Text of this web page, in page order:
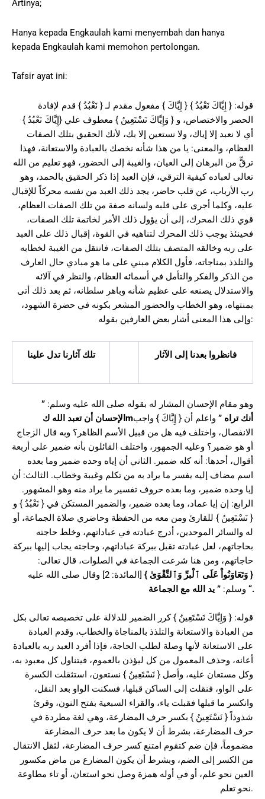
Artinya;
Hanya kepada Engkaulah kami menyembah dan hanya
kepada Engkaulah kami memohon pertolongan.
Tafsir ayat ini:
الحصر والاختصاص، و { وَإِيَّاكَ نَسْتَعِينُ } معطوف علي {إِيَّاكَ نَعْبُدُ }
أي لا نعبد إلا إياك، ولا نستعين إلا بك، لأنك الحقيق بتلك الصفات
العظام، والمعنى: يا من هذا شأنه نخصك بالعبادة والاستعانة، فهذا
ترقٍّ من البرهان إلى العيان، والغيبة إلى الحضور، فهو تعليم من الله
تعالى لعباده كيفية الترقي، فإن العبد إذا ذكر الحقيق بالحمد، وهو
رب الأرباب، عن قلب حاضر، يجد ذلك العبد من نفسه محركاً للإقبال
عليه، وكلما أجرى على قلبه ولسانه صفة من تلك الصفات العظام،
قوي ذلك المحرك، إلى أن يؤول ذلك الأمر لخاتمة تلك الصفات،
فحينئذ يوجب ذلك المحرك لتناهيه في القوة، إقبال ذلك على العبد
على ربه وخالقه المتصف بتلك الصفات، فانتقل من الغيبة لخطابه
والتلذذ بمناجاته، فأول الكلام مبني على ما هو مبادي حال العارف
من الذكر والفكر والتأمل في أسمائه العظام، والنظر في آلائه
والاستدلال يصنعه على عظيم شأنه وباهر سلطانه، ثم بعد ذلك أتى
بمنتهاه، وهو الخطاب والحضور المشعر بكونه في حضرة الشهود،
وإلى هذا المعنى أشار بعض العارفين بقوله:
تلك آثارنا تدل علينا فانظروا بعدنا إلى الآثار
وهو مقام الإحسان المشار له بقوله صلى الله عليه وسلم: ”
الإحسان أن تعبد الله ك m أنك تراه ” واعلم أن { إِيَّاكَ } واجب
الانفصال، واختلف فيه هل من قبيل الأسم الظاهر؟ وبه قال الزجاج
أو هو ضمير؟ وعليه الجمهور، واختلف القائلون بأنه ضمير على أربعة
أقوال، أحدها: أنه كله ضمير. الثاني أن إياه وحده ضمير وما بعده
اسم مضاف إليه يفسر ما يراد به من تكلم وغيبة وخطاب. الثالث: أن
إيا وحده ضمير، وما بعده حروف تفسير ما يراد منه وهو المشهور.
الرابع: إن إيا عماد، وما بعده ضمير، والضمير المستكن في { نَعْبُدُ } و
{ نَسْتَعِينُ } للقارئ ومن معه من الحفظة وحاضري صلاة الجماعة، أو
له والسائر الموحدين، أدرج عبادته في عباداتهم، وخلط حاجته
بحاجاتهم، لعل عبادته تقبل ببركة عباداتهم، وحاجته يجاب إليها ببركة
حاجاتهم، ومن هنا شرعت الجماعة في الصلوات، قال تعالى:
{ وَتَعَاوَنُواْ عَلَى ٱلْبرِّ وَٱلتَّقْوَىٰ }
[المائدة: 2] وقال صلى الله عليه
وسلم: ” يد الله مع الجماعة “.
قوله: { وَإِيَّاكَ نَسْتَعِينُ } كرر الضمير للدلالة على تخصيصه تعالى بكل
من العبادة والاستعانة والتلذذ بالمناجاة والخطاب، وقدم العبادة
على الاستعانة لأنها وصلة لطلب الحاجة، فإذا أفرد العبد ربه بالعبادة
أعانه، وحذف المعمول من كل ليؤذن بالعموم، فيتناول كل معبود به،
وكل مستعان عليه، وأصل { نَسْتَعِينُ } نستعون، استثقلت الكسرة
على الواو، فنقلت إلى الساكن قبلها، فسكنت الواو بعد النقل،
وانكسر ما قبلها فقبلت ياء، والقراء السبعية بفتح النون، وقرئ
شذوذاً { نَسْتَعِينُ } بكسر حرف المضارعة، وهي لغة مطردة في
حرف المضارعة، بشرط أن لا يكون ما بعد حرف المضارعة
مضموماً، فإن ضم كتقوم امتنع كسر حرف المضارعة، لثقل الانتقال
من الكسر إلى الضم، وبشرط أن يكون المضارع من ماض مكسور
العين نحو علم، أو في أوله همزة وصل نحو استعان، أو تاء مطاوعة
نحو تعلم.